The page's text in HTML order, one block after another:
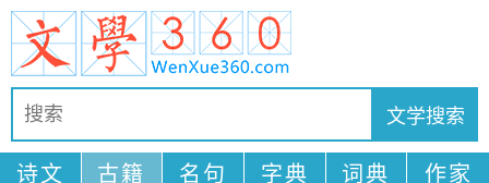
诗文 古籍 名句 字典 词典 作家